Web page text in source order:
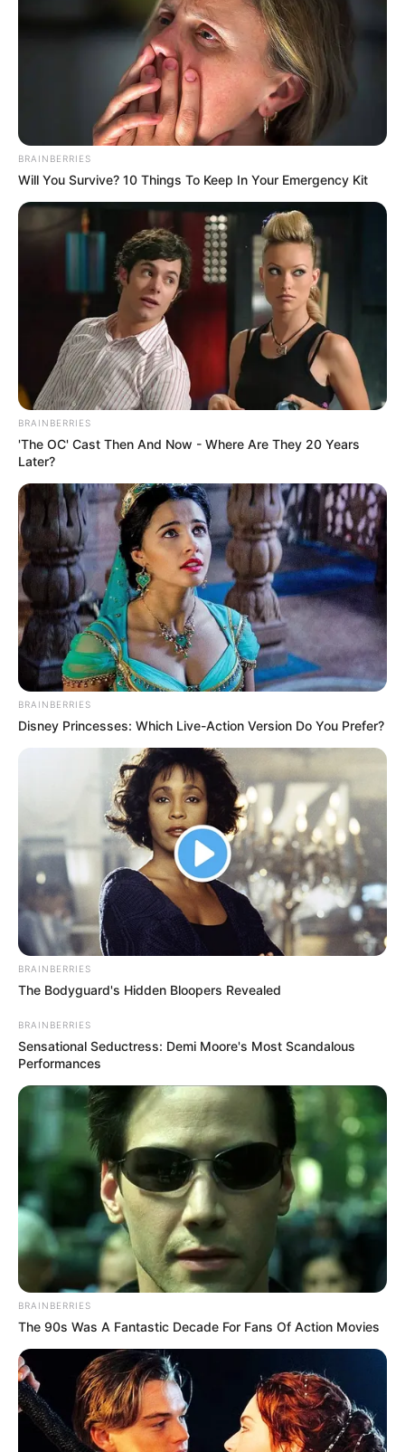
BRAINBERRIES
Will You Survive? 10 Things To Keep In Your Emergency Kit
BRAINBERRIES
'The OC' Cast Then And Now - Where Are They 20 Years
Later?
BRAINBERRIES
Disney Princesses: Which Live-Action Version Do You Prefer?
BRAINBERRIES
The Bodyguard's Hidden Bloopers Revealed
BRAINBERRIES
Sensational Seductress: Demi Moore's Most Scandalous
Performances
BRAINBERRIES
The 90s Was A Fantastic Decade For Fans Of Action Movies